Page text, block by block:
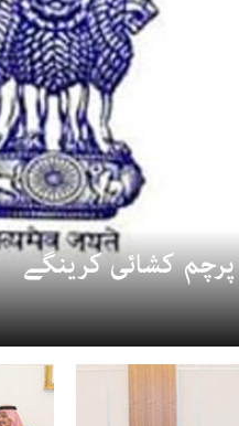
کشائی کرینگے